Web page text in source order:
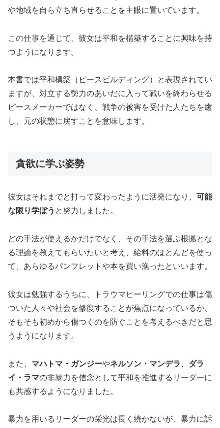
や地域を自ら立ち直らせることを主眼に置いています。
この仕事を通じて、彼女は平和を構築することに興味を持
つようになります。
本書では平和構築（ピースビルディング）と表現されてい
ますが、対立する勢力のあいだに入って戦いを終わらせる
ピースメーカーではなく、戦争の被害を受けた人たちを癒
し、元の状態に戻すことを意味します。
貪欲に学ぶ姿勢
彼女はそれまでと打って変わったように活発になり、 可能
な限り学ぼう と努力しました。
どの手法が使えるかだけでなく、その手法を選ぶ根拠とな
る理論を教えてもらいたいと考え、給料のほとんどを使っ
て、あらゆるパンフレットや本を買い漁ったといいます。
彼女は勉強するうちに、トラウマヒーリングでの仕事は傷
ついた人々や社会を修復することが焦点になっているが、
そもそも初めから傷つくのを防ぐことを考えるべきだと思
うようになります。
また、 マハトマ・ガンジーやネルソン・マンデラ
ダラ
イ・ラマの非暴力を信念として平和を推進するリーダーに
も共感するようになりました。
暴力を用いるリーダーの栄光は長く続かないが、暴力に訴